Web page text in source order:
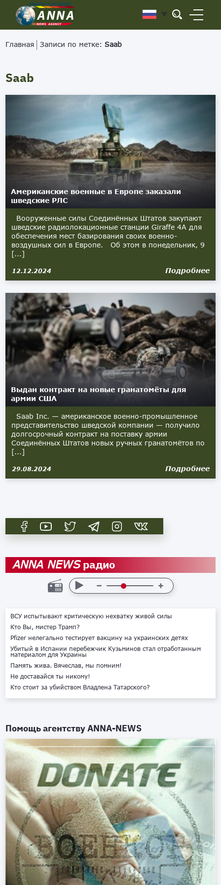
Главная Записи по метке: Saab
Saab
Американские военные в Европе заказали
шведские РЛС
Вооруженные силы Соединённых Штатов закупают
шведские радиолокационные станции Giraffe 4A для
обеспечения мест базирования своих военно-
воздушных сил в Европе. Об этом в понедельник, 9
[...]
12.12.2024 Подробнее
Выдан контракт на новые гранатомёты для
армии США
Saab Inc. — американское военно-промышленное
представительство шведской компании — получило
долгосрочный контракт на поставку армии
Соединённых Штатов новых ручных гранатомётов по
[...]
29.08.2024 Подробнее
ANNA NEWSрадио
ВСУ испытывают критическую нехватку живой силы
Кто Вы, мистер Трамп?
Pfizer нелегально тестирует вакцину на украинских детях
Убитый в Испании перебежчик Кузьминов стал отработанным
материалом для Украины
Память жива. Вячеслав, мы помним!
Не доставайся ты никому!
Кто стоит за убийством Владлена Татарского?
Помощь агентствуANNA-NEWS